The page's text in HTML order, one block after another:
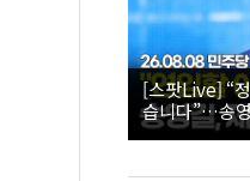
[스팟Live] “정청래 후보 그동안 고생 많이 했
습니다”…송영길,
더불어민주당